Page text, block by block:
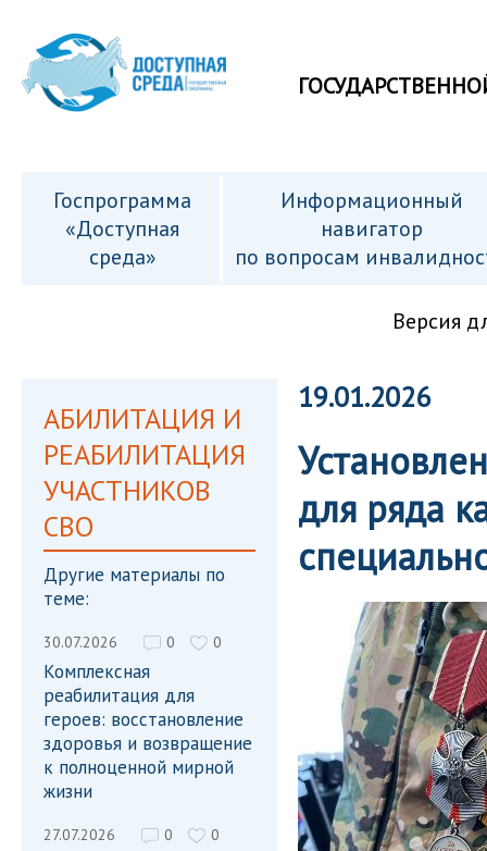
Госпрограмма
«Доступная
среда»
Информационный
навигатор
по вопросам
Версия
АБИЛИТАЦИЯ И
РЕАБИЛИТАЦИЯ
УЧАСТНИКОВ
СВО
Другие материалы по
теме:
30.07.2026 0 0
Комплексная
реабилитация для
героев: восстановление
здоровья и возвращение
к полноценной мирной
жизни
27.07.2026 0 0
19.01.2026
для ряда